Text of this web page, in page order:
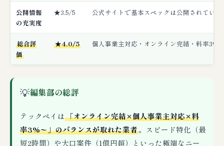
公開情報
の充実度
★3.5/5 公式サイトで基本スペックは公開されてい
総合評
価
★4.0/5 個人事業主対応・オンライン完結・料率3%
💡編集部の総評
テックペイは「オンライン完結×個人事業主対応×料
率3%〜」のバランスが取れた業者。スピード特化（最
短2時間）や大口案件（1億円超）といった極端なニー